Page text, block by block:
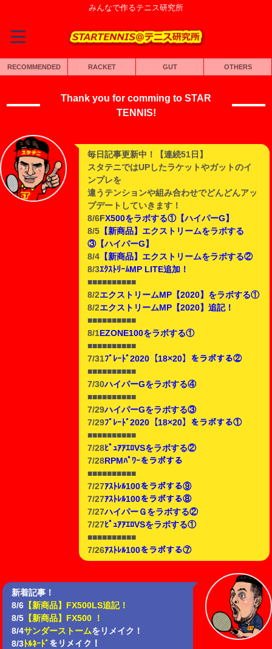
みんなで作るテニス研究所
RECOMMENDED RACKET GUT OTHERS
Thank you for comming to STAR
TENNIS!
毎日記事更新中！【連続51日】
スタテニではUPしたラケットやガットのイ
ンプレを
違うテンションや組み合わせでどんどんアッ
プデートしていきます！
8/6 FX500をラボする①【ハイパーG】
8/5 【新商品】エクストリームをラボする
③【ハイパーG】
8/4 【新商品】エクストリームをラボする②
8/3ｴｸｽﾄﾘｰﾑMP LITE追加！
■■■■■■■■■■
8/2エクストリームMP【2020】をラボする①
8/2エクストリームMP【2020】追記！
■■■■■■■■■■
8/1 EZONE100をラボする①
■■■■■■■■■■
7/31ﾌﾞﾚｰﾄﾞ2020【18×20】をラボする②
■■■■■■■■■■
7/30ハイパーGをラボする④
■■■■■■■■■■
7/29ハイパーGをラボする③
7/29ﾌﾞﾚｰﾄﾞ2020【18×20】をラボする①
■■■■■■■■■■
7/28 ﾋﾟｭｱｱｴﾛVSをラボする②
7/28 RPMﾊﾟﾜｰをラボする
■■■■■■■■■■
7/27ｱｽﾄﾚﾙ100をラボする⑨
7/27ｱｽﾄﾚﾙ100をラボする⑧
7/27ハイパーＧをラボする②
7/27 ﾋﾟｭｱｱｴﾛVSをラボする①
■■■■■■■■■■
7/26ｱｽﾄﾚﾙ100をラボする⑦
新着記事！
8/6【新商品】FX500LS追記！
8/5【新商品】FX500 ！
8/4サンダーストームをリメイク！
8/3ﾄﾙﾈｰﾄﾞ をリメイク！